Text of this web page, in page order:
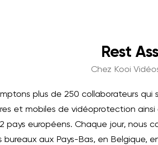
Rest
Chez Kooi
plus de 250 collaborateurs qui
et mobiles de vidéoprotection
pays européens. Chaque jour, nous
bureaux aux Pays-Bas, en Belgique,